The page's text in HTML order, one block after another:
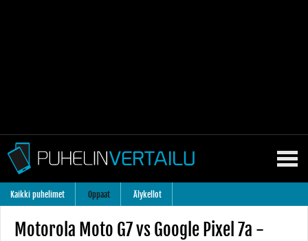
Kaikki puhelimet Oppaat Älykellot
Motorola Moto G7 vs Google Pixel 7a -